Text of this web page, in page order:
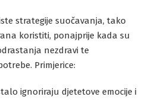
strategije suočavanja, tako
koristiti, ponajprije kada su
nezdravi te
Primjerice:
ignoriraju djetetove emocije i